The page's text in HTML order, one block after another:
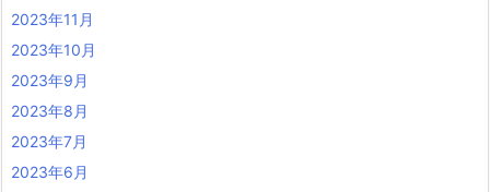
2023年11月
2023年10月
2023年9月
2023年8月
2023年7月
2023年6月